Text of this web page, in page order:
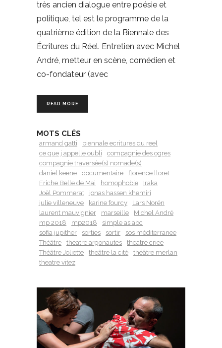
très ancien dialogue entre poésie et
politique, tel est le programme de la
quatrième édition de la Biennale des
Écritures du Réel. Entretien avec Michel
André, metteur en scène, comédien et
co-fondateur (avec
READ MORE
MOTS CLÉS
armand gatti
biennale ecritures du reel
ce que j appelle oubli
compagnie des ogres
compagnie traversée(s) nomade(s)
daniel keene
documentaire
florence lloret
Friche Belle de Mai
homophobie
Iraka
Joël Pommerat
jonas hassen khemiri
julie villeneuve
karine fourcy
Lars Norén
laurent mauvignier
marseille
Michel André
mp 2018
mp2018
simple as abc
sofia jupither
sorties sortir
sos méditerranee
Théâtre
theatre argonautes
theatre criee
Théâtre Joliette
theâtre la cité
théâtre merlan
theatre vitez